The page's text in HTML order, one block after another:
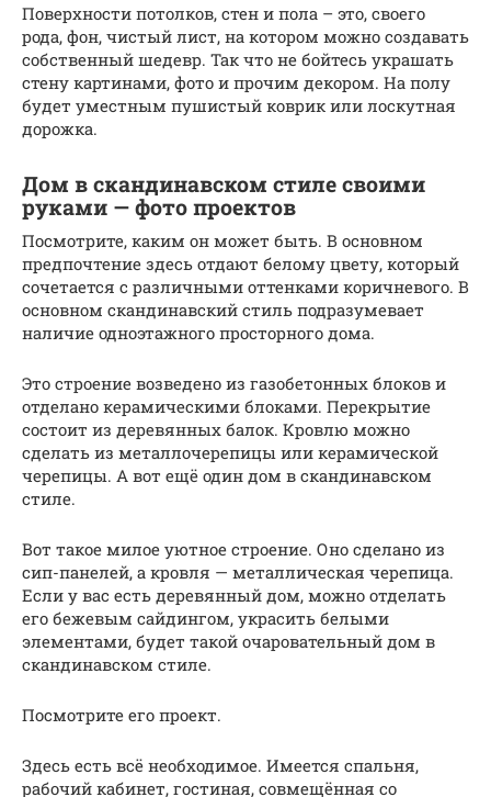
Поверхности потолков, стен и пола – это, своего
рода, фон, чистый лист, на котором можно создавать
собственный шедевр. Так что не бойтесь украшать
стену картинами, фото и прочим декором. На полу
будет уместным пушистый коврик или лоскутная
дорожка.
Дом в скандинавском стиле своими
руками — фото проектов
Посмотрите, каким он может быть. В основном
предпочтение здесь отдают белому цвету, который
сочетается с различными оттенками коричневого. В
основном скандинавский стиль подразумевает
наличие одноэтажного просторного дома.
Это строение возведено из газобетонных блоков и
отделано керамическими блоками. Перекрытие
состоит из деревянных балок. Кровлю можно
сделать из металлочерепицы или керамической
черепицы. А вот ещё один дом в скандинавском
стиле.
Вот такое милое уютное строение. Оно сделано из
сип-панелей, а кровля — металлическая черепица.
Если у вас есть деревянный дом, можно отделать
его бежевым сайдингом, украсить белыми
элементами, будет такой очаровательный дом в
скандинавском стиле.
Посмотрите его проект.
Здесь есть всё необходимое. Имеется спальня,
рабочий кабинет, гостиная, совмещённая со